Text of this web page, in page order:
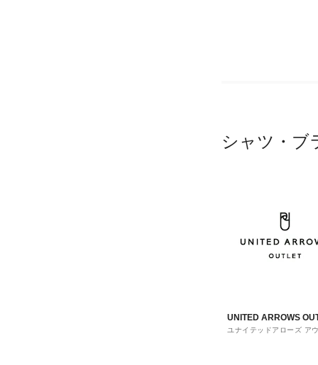
シャツ・ブ
UNITED ARROWS
ユナイテッドアローズ ア